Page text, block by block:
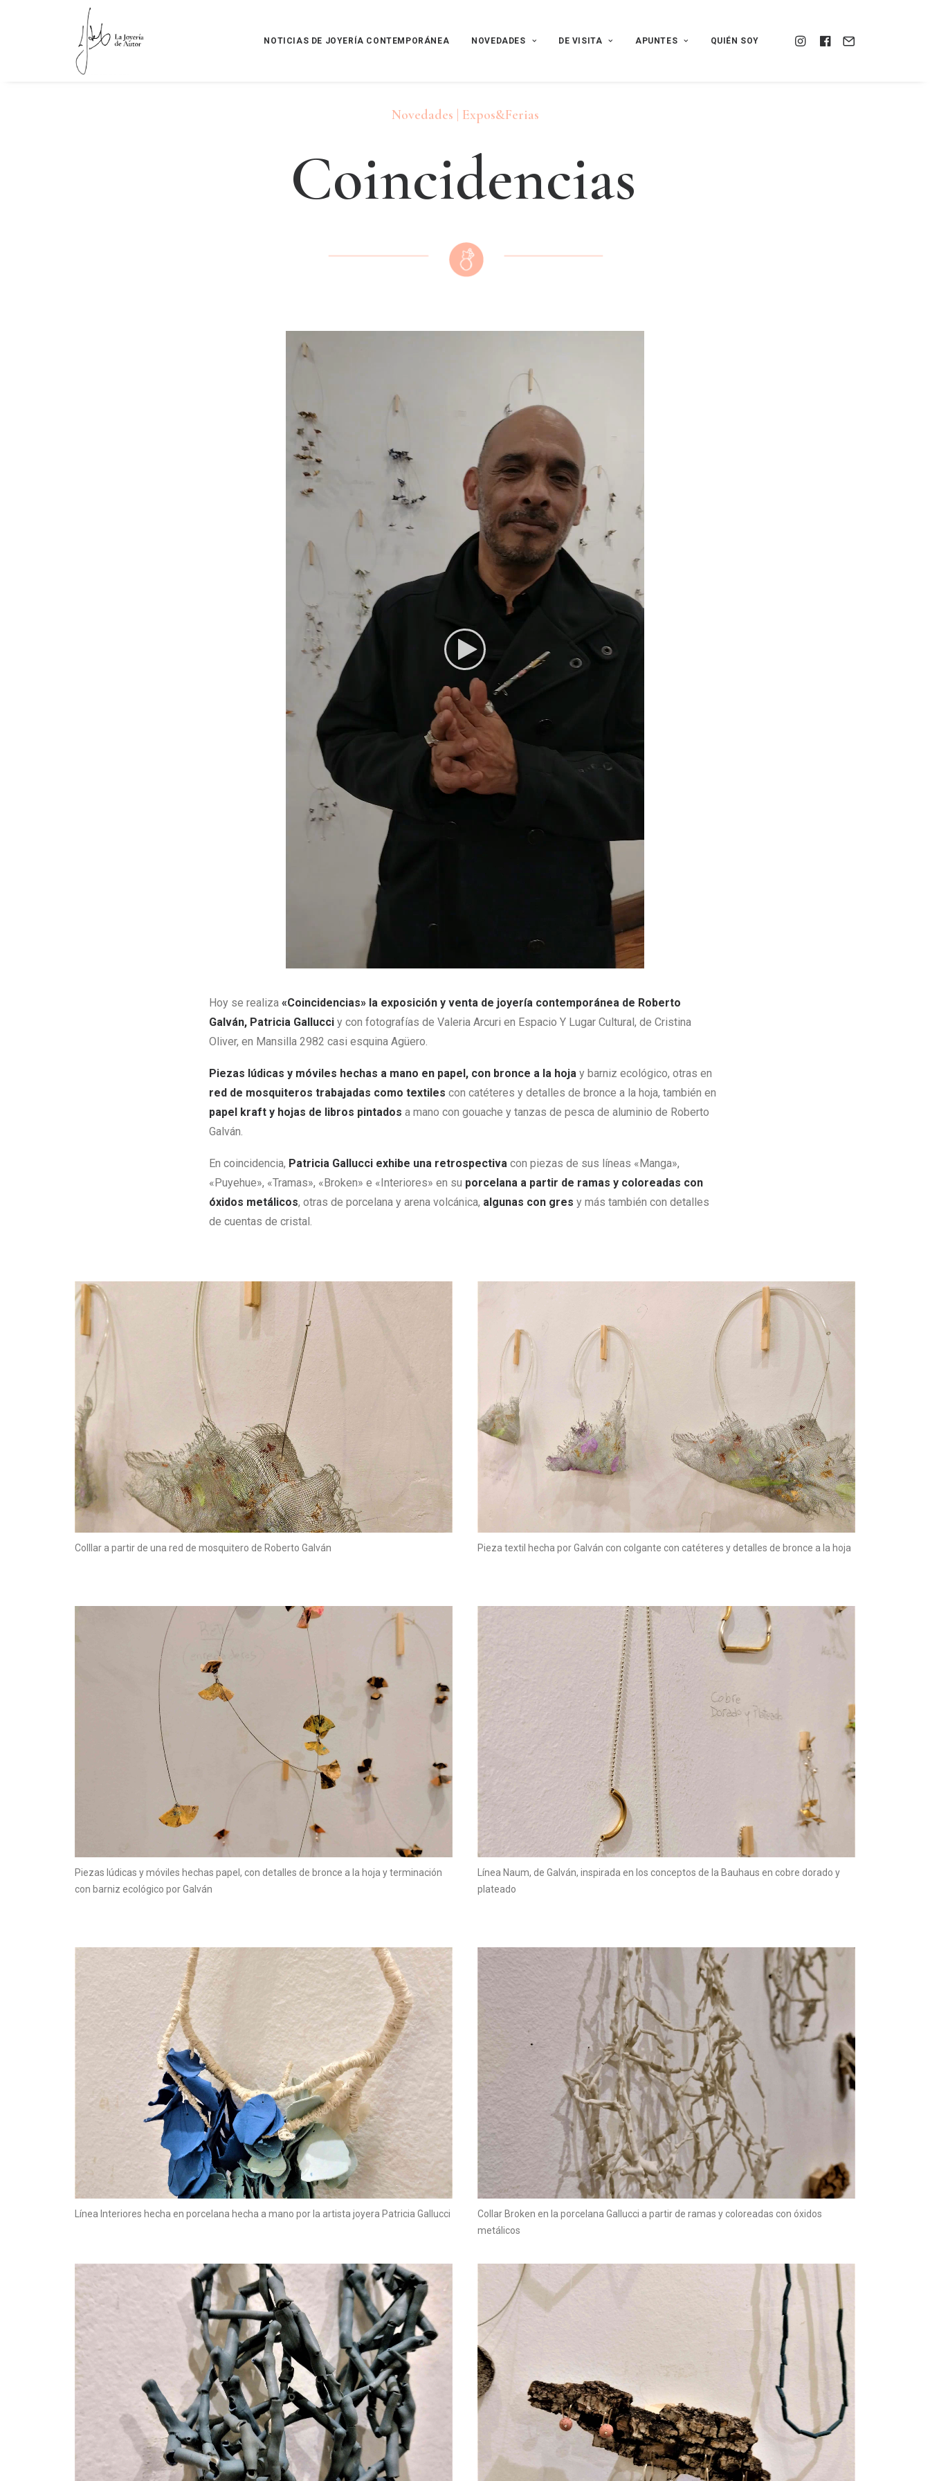
NOTICIAS DE JOYERÍA CONTEMPORÁNEA NOVEDADES DE VISITA APUNTES QUIÉN SOY
Novedades | Expos&Ferias
Coincidencias
Hoy se realiza «Coincidencias» la exposición y venta de joyería contemporánea de Roberto
Galván, Patricia Gallucci y con fotografías de Valeria Arcuri en Espacio Y Lugar Cultural, de Cristina
Oliver, en Mansilla 2982 casi esquina Agüero.
Piezas lúdicas y móviles hechas a mano en papel, con bronce a la hoja y barniz ecológico, otras en
red de mosquiteros trabajadas como textiles con catéteres y detalles de bronce a la hoja, también en
papel kraft y hojas de libros pintados a mano con gouache y tanzas de pesca de aluminio de Roberto
Galván.
En coincidencia, Patricia Gallucci exhibe una retrospectiva con piezas de sus líneas «Manga»,
«Puyehue», «Tramas», «Broken» e «Interiores» en su porcelana a partir de ramas y coloreadas con
óxidos metálicos, otras de porcelana y arena volcánica, algunas con gres y más también con detalles
de cuentas de cristal.
Colllar a partir de una red de mosquitero de Roberto Galván Pieza textil hecha por Galván con colgante con catéteres y detalles de bronce a la hoja
Piezas lúdicas y móviles hechas papel, con detalles de bronce a la hoja y terminación
con barniz ecológico por Galván
Línea Naum, de Galván, inspirada en los conceptos de la Bauhaus en cobre dorado y
plateado
Línea Interiores hecha en porcelana hecha a mano por la artista joyera Patricia Gallucci
Collar Broken en la porcelana Gallucci a partir de ramas y coloreadas con óxidos
metálicos